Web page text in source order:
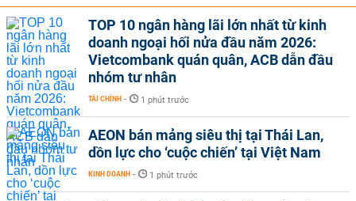
TOP 10 ngân hàng lãi lớn nhất từ kinh
doanh ngoại hối nửa đầu năm 2026:
Vietcombank quán quân, ACB dẫn đầu
nhóm tư nhân
TÀI CHÍNH - 1 phút trước
AEON bán mảng siêu thị tại Thái Lan,
dồn lực cho ‘cuộc chiến’ tại Việt Nam
KINH DOANH - 1 phút trước